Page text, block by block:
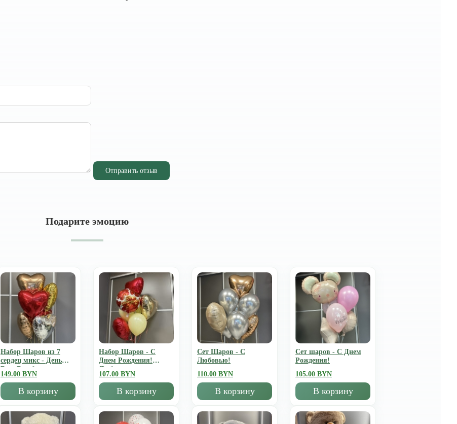
Отправить отзыв
Подарите эмоцию
Набор Шаров из 7
сердец микс - День
Всех Влюбленных
149.00 BYN
В корзину
Набор Шаров - С
Днем Рождения!
Люблю
107.00 BYN
В корзину
Сет Шаров - С
Любовью!
110.00 BYN
В корзину
Сет шаров - С Днем
Рождения!
105.00 BYN
В корзину